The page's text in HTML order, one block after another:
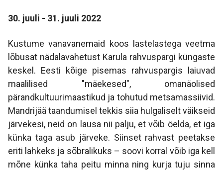
30. juuli - 31. juuli 2022
Kustume vanavanemaid koos lastelastega veetma
lõbusat nädalavahetust Karula rahvuspargi küngaste
keskel. Eesti kõige pisemas rahvuspargis laiuvad
maalilised "mäekesed", omanäolised
pärandkultuurimaastikud ja tohutud metsamassiivid.
Mandrijää taandumisel tekkis siia hulgaliselt väikseid
järvekesi, neid on lausa nii palju, et võib öelda, et iga
künka taga asub järveke. Siinset rahvast peetakse
eriti lahkeks ja sõbralikuks – soovi korral võib iga kell
mõne künka taha peitu minna ning kurja tuju sinna